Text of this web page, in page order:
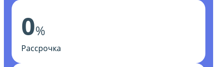
0%
Рассрочка